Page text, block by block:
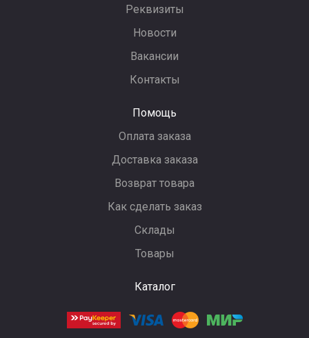
Реквизиты
Новости
Вакансии
Контакты
Помощь
Оплата заказа
Доставка заказа
Возврат товара
Как сделать заказ
Склады
Товары
Каталог